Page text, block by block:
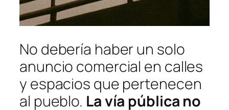
No debería haber un solo
anuncio comercial en calles
y espacios que pertenecen
al pueblo. La vía pública no